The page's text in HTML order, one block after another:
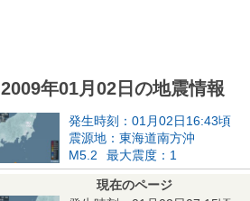
2009年01月02日の地震情報
発生時刻：01月02日16:43頃
震源地：東海道南方沖
M5.2
最大震度：1
現在のページ